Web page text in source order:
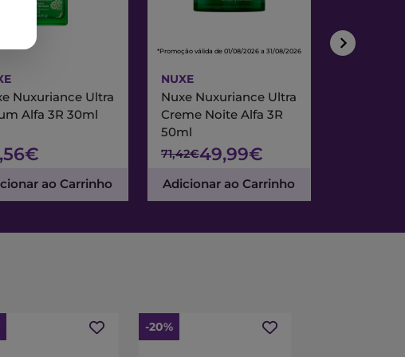
Nuxuriance Ultra
Alfa 3R 30ml
ao Carrinho
*Promoção válida de 01/08/2026 a 31/08/2026
NUXE
Nuxe Nuxuriance Ultra
Creme Noite Alfa 3R
50ml
71,42€49,99€
Adicionar ao Carrinho
*Promoção válida
-20%